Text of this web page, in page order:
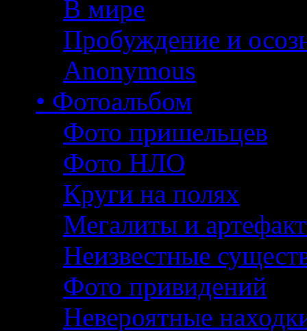
В мире
Пробуждение и
Anonymous
• Фотоальбом
Фото пришельцев
Фото НЛО
Круги на полях
Мегалиты и
Неизвестные
Фото привидений
Невероятные